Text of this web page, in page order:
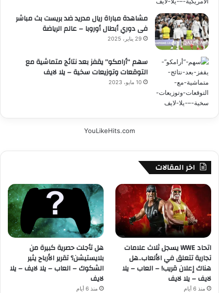
مشاهدة مباراة ريال مدريد ضد بريست بث مباشر
فى دوري أبطال أوروبا – عالم الرياضة
29 يناير، 2025
سهم “أرامكو” يقفز بعد نتائج متماشية مع
التوقعات وتوزيعات سخية – يلا لايف
10 مايو، 2023
YouLikeHits.com
اخر المقالات
اتحاد WWE يسجل ثلاث علامات
تجارية تتعلق في الألعاب..هل
هناك إعلان قريب! – العاب – يلا
لايف – يلا لايف
منذ 6 أيام
هل تأجلت حصرية كبيرة من
بلايستيشن؟ تقرير الأرباح يثير
الشكوك – العاب – يلا لايف – يلا
لايف
منذ 6 أيام